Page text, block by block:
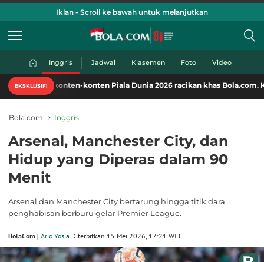
Iklan - Scroll ke bawah untuk melanjutkan
Inggris Jadwal Klasemen Foto Video
EKSKLUSIF!
konten Piala Dunia 2026 racikan khas Bola.com. Klik di sini!
Bola.com Inggris
Arsenal, Manchester City, dan
Hidup yang Diperas dalam 90
Menit
Arsenal dan Manchester City bertarung hingga titik dara
penghabisan berburu gelar Premier League.
BolaCom | Ario Yosia Diterbitkan 15 Mei 2026, 17:21 WIB